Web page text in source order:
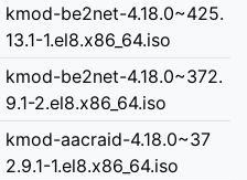
kmod-be2net-4.18.0~425.
13.1-1.el8.x86_64.iso
kmod-be2net-4.18.0~372.
9.1-2.el8.x86_64.iso
kmod-aacraid-4.18.0~37
2.9.1-1.el8.x86_64.iso